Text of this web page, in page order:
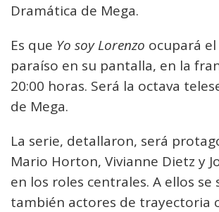
Dramática de Mega.
Es que Yo soy Lorenzo ocupará
paraíso en su pantalla, en la
20:00 horas. Será la octava
de Mega.
La serie, detallaron, será
Mario Horton, Vivianne Dietz y
en los roles centrales. A ellos se
también actores de trayectoria